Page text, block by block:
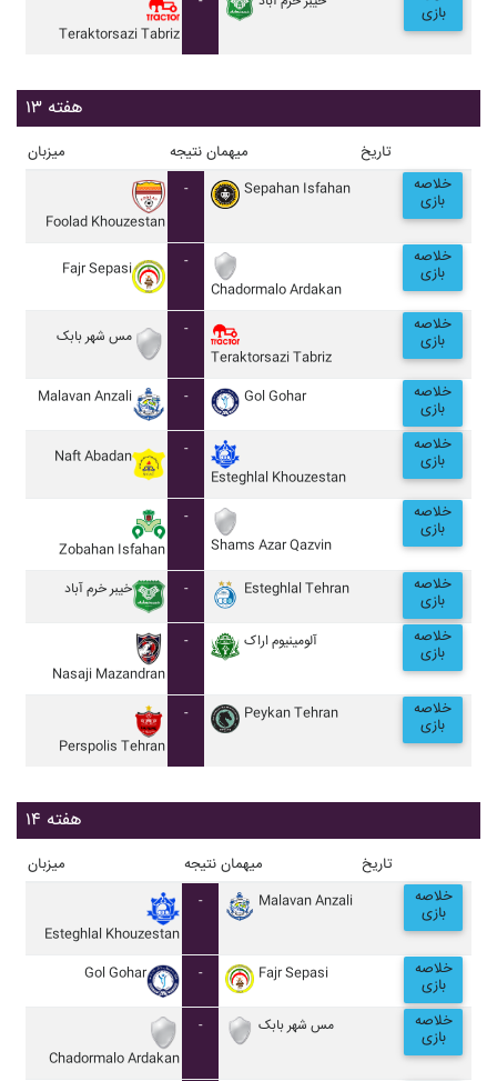
Teraktorsazi Tabriz
بازی
هفته ۱۳
میزبان نتیجه میهمان تاریخ
Foolad Khouzestan
- Sepahan Isfahan خلاصه
بازی
Fajr Sepasi
-
Chadormalo Ardakan
خلاصه
بازی
مس شهر بابک
-
Teraktorsazi Tabriz
خلاصه
بازی
Malavan Anzali - Gol Gohar خلاصه
بازی
Naft Abadan
-
Esteghlal Khouzestan
خلاصه
بازی
Zobahan Isfahan
-
Shams Azar Qazvin
خلاصه
بازی
خيبر خرم آباد - Esteghlal Tehran خلاصه
بازی
Nasaji Mazandran
- آلومينيوم اراک خلاصه
بازی
Perspolis Tehran
- Peykan Tehran خلاصه
بازی
هفته ۱۴
میزبان نتیجه میهمان تاریخ
Esteghlal Khouzestan
- Malavan Anzali خلاصه
بازی
Gol Gohar - Fajr Sepasi خلاصه
بازی
Chadormalo Ardakan
- مس شهر بابک خلاصه
بازی